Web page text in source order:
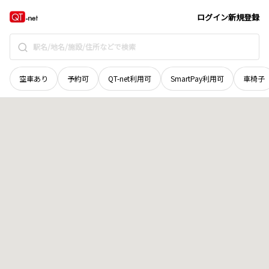
ログイン新規登録
空車あり 予約可 QT-net利用可 SmartPay利用可 車椅子
鳥取県